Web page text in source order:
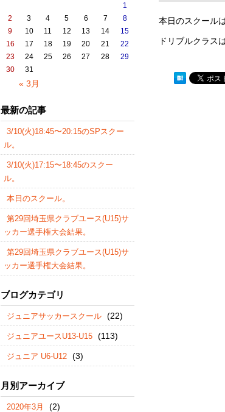
本日のスクール
ドリブルクラス
« 3月
1
2
3 4 5 6 7
8
9
10 11 12 13 14
15
16
17 18 19 20 21
22
23
24 25 26 27 28
29
30
31
最新の記事
3/10(火)18:45〜20:15のSPスクー
ル。
3/10(火)17:15〜18:45のスクー
ル。
本日のスクール。
第29回埼玉県クラブユース(U15)サ
ッカー選手権大会結果。
第29回埼玉県クラブユース(U15)サ
ッカー選手権大会結果。
ブログカテゴリ
ジュニアサッカースクール (22)
ジュニアユースU13-U15 (113)
ジュニア U6-U12 (3)
月別アーカイブ
2020年3月 (2)